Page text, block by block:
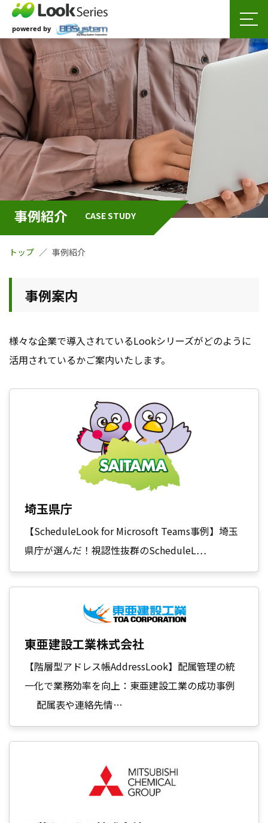
事例紹介 CASE STUDY
トップ 事例紹介
事例案内
様々な企業で導入されているLookシリーズがどのように
活用されているかご案内いたします。
埼玉県庁
【ScheduleLook for Microsoft Teams事例】埼玉
県庁が選んだ！視認性抜群のScheduleL…
東亜建設工業株式会社
【階層型アドレス帳AddressLook】配属管理の統
一化で業務効率を向上：東亜建設工業の成功事例
配属表や連絡先情…